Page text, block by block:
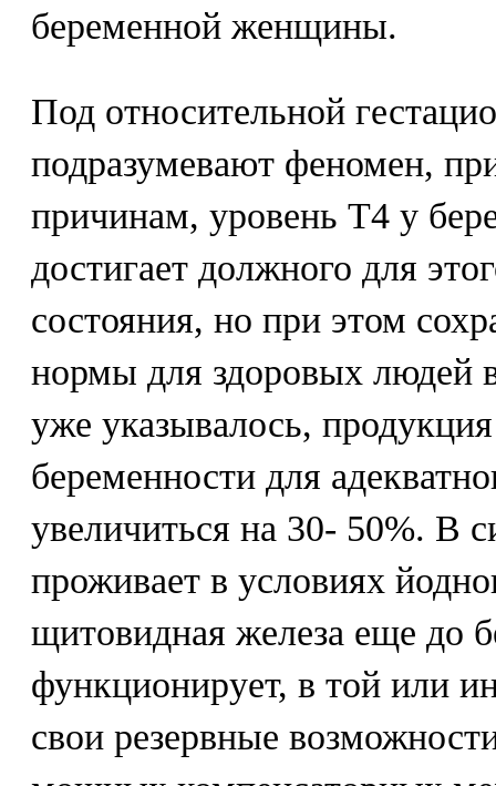
беременной женщины.
Под относительной
подразумевают феномен,
причинам, уровень Т4 у
достигает должного для
состояния, но при этом
нормы для здоровых людей
уже указывалось,
беременности для
увеличиться на 30- 50%. В
проживает в условиях
щитовидная железа еще до
функционирует, в той или
свои резервные